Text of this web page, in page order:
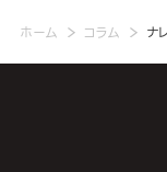
ホーム コラム ナ